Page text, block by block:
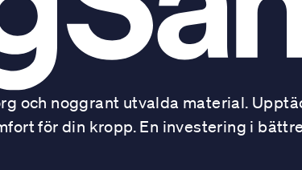
och noggrant utvalda material.
för din kropp. En investering i